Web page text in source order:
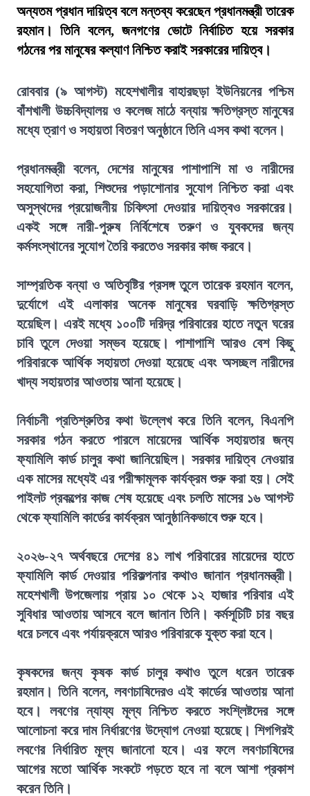
অন্যতম প্রধান দায়িত্ব বলে মন্তব্য করেছেন প্রধানমন্ত্রী তারেক
রহমান। তিনি বলেন, জনগণের ভোটে নির্বাচিত হয়ে সরকার
গঠনের পর মানুষের কল্যাণ নিশ্চিত করাই সরকারের দায়িত্ব।
রোববার (৯ আগস্ট) মহেশখালীর বাহারছড়া ইউনিয়নের পশ্চিম
বাঁশখালী উচ্চবিদ্যালয় ও কলেজ মাঠে বন্যায় ক্ষতিগ্রস্ত মানুষের
মধ্যে ত্রাণ ও সহায়তা বিতরণ অনুষ্ঠানে তিনি এসব কথা বলেন।
প্রধানমন্ত্রী বলেন, দেশের মানুষের পাশাপাশি মা ও নারীদের
সহযোগিতা করা, শিশুদের পড়াশোনার সুযোগ নিশ্চিত করা এবং
অসুস্থদের প্রয়োজনীয় চিকিৎসা দেওয়ার দায়িত্বও সরকারের।
একই সঙ্গে নারী-পুরুষ নির্বিশেষে তরুণ ও যুবকদের জন্য
কর্মসংস্থানের সুযোগ তৈরি করতেও সরকার কাজ করবে।
সাম্প্রতিক বন্যা ও অতিবৃষ্টির প্রসঙ্গ তুলে তারেক রহমান বলেন,
দুর্যোগে এই এলাকার অনেক মানুষের ঘরবাড়ি ক্ষতিগ্রস্ত
হয়েছিল। এরই মধ্যে ১০০টি দরিদ্র পরিবারের হাতে নতুন ঘরের
চাবি তুলে দেওয়া সম্ভব হয়েছে। পাশাপাশি আরও বেশ কিছু
পরিবারকে আর্থিক সহায়তা দেওয়া হয়েছে এবং অসচ্ছল নারীদের
খাদ্য সহায়তার আওতায় আনা হয়েছে।
নির্বাচনী প্রতিশ্রুতির কথা উল্লেখ করে তিনি বলেন, বিএনপি
সরকার গঠন করতে পারলে মায়েদের আর্থিক সহায়তার জন্য
ফ্যামিলি কার্ড চালুর কথা জানিয়েছিল। সরকার দায়িত্ব নেওয়ার
এক মাসের মধ্যেই এর পরীক্ষামূলক কার্যক্রম শুরু করা হয়। সেই
পাইলট প্রকল্পের কাজ শেষ হয়েছে এবং চলতি মাসের ১৬ আগস্ট
থেকে ফ্যামিলি কার্ডের কার্যক্রম আনুষ্ঠানিকভাবে শুরু হবে।
২০২৬-২৭ অর্থবছরে দেশের ৪১ লাখ পরিবারের মায়েদের হাতে
ফ্যামিলি কার্ড দেওয়ার পরিকল্পনার কথাও জানান প্রধানমন্ত্রী।
মহেশখালী উপজেলায় প্রায় ১০ থেকে ১২ হাজার পরিবার এই
সুবিধার আওতায় আসবে বলে জানান তিনি। কর্মসূচিটি চার বছর
ধরে চলবে এবং পর্যায়ক্রমে আরও পরিবারকে যুক্ত করা হবে।
কৃষকদের জন্য কৃষক কার্ড চালুর কথাও তুলে ধরেন তারেক
রহমান। তিনি বলেন, লবণচাষিদেরও এই কার্ডের আওতায় আনা
হবে। লবণের ন্যায্য মূল্য নিশ্চিত করতে সংশ্লিষ্টদের সঙ্গে
আলোচনা করে দাম নির্ধারণের উদ্যোগ নেওয়া হয়েছে। শিগগিরই
লবণের নির্ধারিত মূল্য জানানো হবে। এর ফলে লবণচাষিদের
আগের মতো আর্থিক সংকটে পড়তে হবে না বলে আশা প্রকাশ
করেন তিনি।